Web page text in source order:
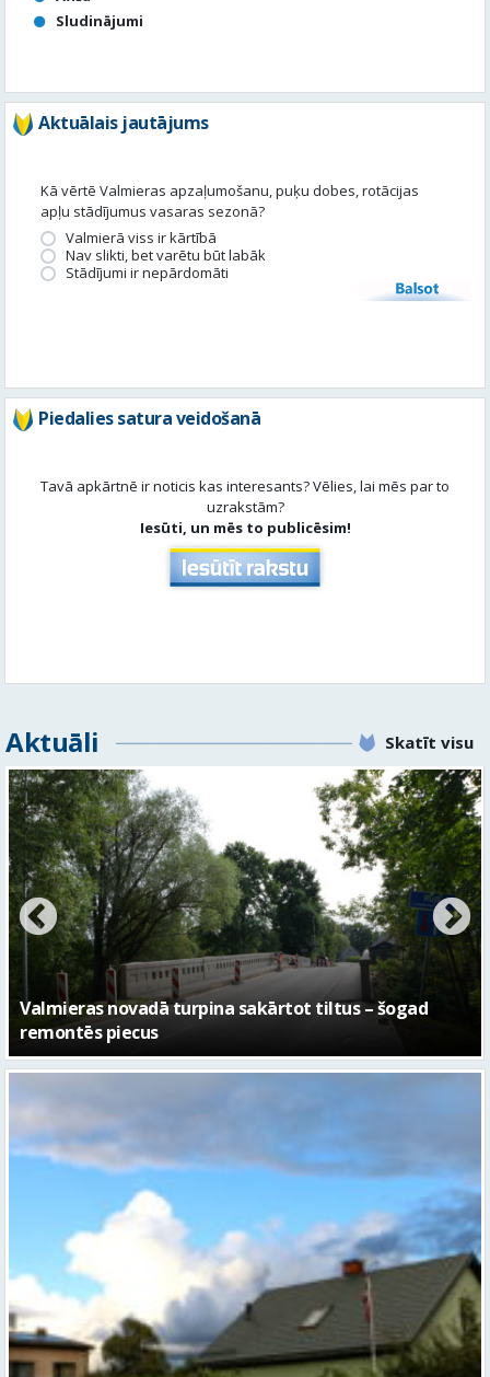
Sludinājumi
Aktuālais jautājums
Kā vērtē Valmieras apzaļumošanu, puķu dobes, rotācijas
apļu stādījumus vasaras sezonā?
Valmierā viss ir kārtībā
Nav slikti, bet varētu būt labāk
Stādījumi ir nepārdomāti
Balsot
Piedalies satura veidošanā
Tavā apkārtnē ir noticis kas interesants? Vēlies, lai mēs par to
uzrakstām?
Iesūti, un mēs to publicēsim!
Aktuāli Skatīt visu
No pagaidu teātra līdz laikmetīgās kultūras centram
– kā attīstīsies “Kurtuve”